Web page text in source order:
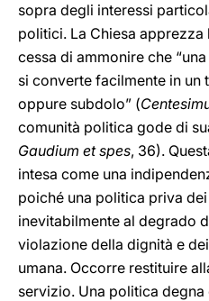
sopra degli interessi
politici. La Chiesa
cessa di ammonire che
si converte facilmente in un
oppure subdolo” (
comunità politica gode di
Gaudium et spes, 36).
intesa come una
poiché una politica priva
inevitabilmente al degrado
violazione della dignità e
umana. Occorre restituire
servizio. Una politica